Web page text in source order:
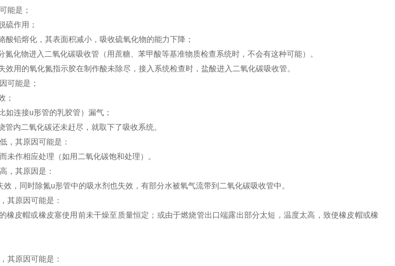
能是；
硫作用；
酸铅熔化，其表面积减小，吸收硫氧化物的能力下降；
氮化物进入二氧化碳吸收管（用蔗糖、苯甲酸等基准物质检查系统时，不会有这种可能）。
效用的氧化氮指示胶在制作酸未除尽，接入系统检查时，盐酸进入二氧化碳吸收管。
可能是；
；
如连接u形管的乳胶管）漏气；
管内二氧化碳还未赶尽，就取下了吸收系统。
，其原因可能是：
未作相应处理（如用二氧化碳饱和处理）。
，其原因是：
，同时除氮u形管中的吸水剂也失效，有部分水被氧气流带到二氧化碳吸收管中。
其原因可能是：
橡皮帽或橡皮塞使用前未干燥至质量恒定；或由于燃烧管出口端露出部分太短，温度太高，致使橡皮帽或橡
其原因可能是：